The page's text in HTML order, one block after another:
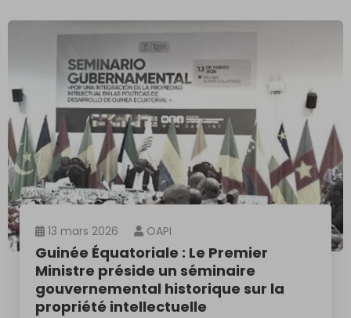
13 mars 2026 OAPI
Guinée Équatoriale : Le Premier
Ministre préside un séminaire
gouvernemental historique sur la
propriété intellectuelle